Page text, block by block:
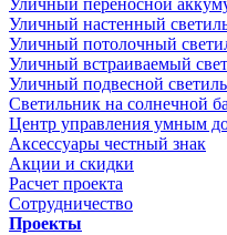
Уличный переносной
Уличный настенный
Уличный потолочный
Уличный встраиваемый
Уличный подвесной
Светильник на солнечной
Центр управления умным
Аксессуары честный знак
Акции и скидки
Расчет проекта
Сотрудничество
Проекты